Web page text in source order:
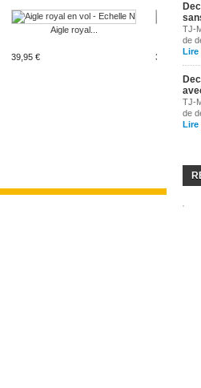
Aigle royal...
39,95 € 39,95 €
TJ-
de
Lire
TJ-
de
Lire